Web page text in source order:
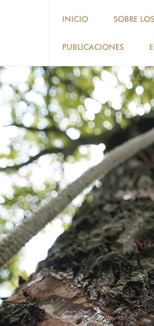
INICIO SOBRE
PUBLICACIONES